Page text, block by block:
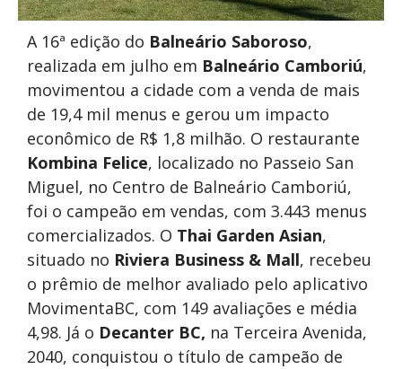
A 16ª edição do Balneário Saboroso,
realizada em julho em Balneário Camboriú,
movimentou a cidade com a venda de mais
de 19,4 mil menus e gerou um impacto
econômico de R$ 1,8 milhão. O restaurante
Kombina Felice, localizado no Passeio San
Miguel, no Centro de Balneário Camboriú,
foi o campeão em vendas, com 3.443 menus
comercializados. O Thai Garden Asian,
situado no Riviera Business & Mall, recebeu
o prêmio de melhor avaliado pelo aplicativo
MovimentaBC, com 149 avaliações e média
4,98. Já o Decanter BC, na Terceira Avenida,
2040, conquistou o título de campeão de